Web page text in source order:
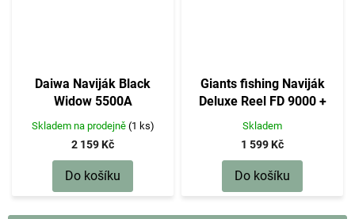
Daiwa Naviják Black
Widow 5500A
Skladem na prodejně (1 ks)
2 159 Kč
Do košíku
Giants fishing Naviják
Deluxe Reel FD 9000 +
cívka 8000 ZDARMA!
Skladem
1 599 Kč
Do košíku